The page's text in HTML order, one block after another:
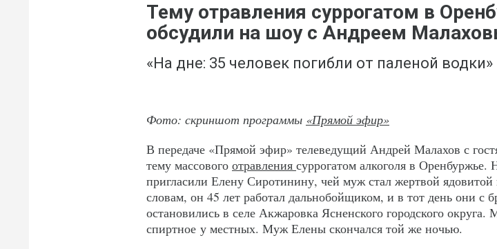
Тему отравления суррогатом в
обсудили на шоу с Андреем
«На дне: 35 человек погибли от паленой водки»
Фото: скриншот программы «Прямой эфир»
В передаче «Прямой эфир» телеведущий Андрей Малахов с
тему массового отравления суррогатом алкоголя в Оренбуржье.
пригласили Елену Сиротинину, чей муж стал жертвой
словам, он 45 лет работал дальнобойщиком, и в тот день они с
остановились в селе Акжаровка Ясненского городского
спиртное у местных. Муж Елены скончался той же ночью.